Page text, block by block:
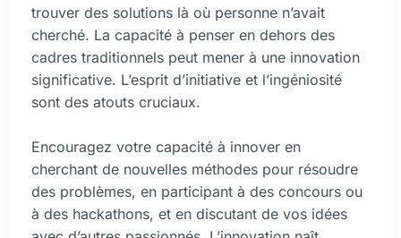
trouver des solutions là où personne n’avait
cherché. La capacité à penser en dehors des
cadres traditionnels peut mener à une innovation
significative. L’esprit d’initiative et l’ingéniosité
sont des atouts cruciaux.
Encouragez votre capacité à innover en
cherchant de nouvelles méthodes pour résoudre
des problèmes, en participant à des concours ou
à des hackathons, et en discutant de vos idées